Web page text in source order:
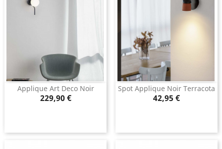
Applique Art Deco Noir
Prix
229,90 €
Spot Applique Noir Terracota
Prix
42,95 €